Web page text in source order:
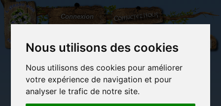
Nous utilisons des cookies
Nous utilisons des cookies pour améliorer
votre expérience de navigation et pour
analyser le trafic de notre site.
L'Arbre
aux
100.000
Connexion Contactez-nous
(vide)